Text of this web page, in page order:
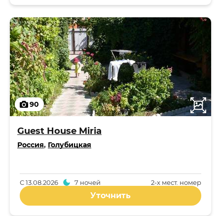
90
Guest House Miria
Россия, Голубицкая
2-x мест. номер
С13.08.2026 7 ночей
Уточнить